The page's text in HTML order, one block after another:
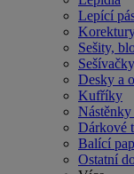
Lepící
Sešity,
Desky a
Kufříky
Nástěnky
Dárkové
Balící
Ostatní